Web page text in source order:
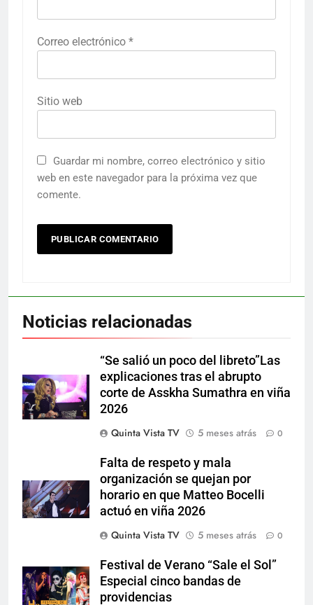
Correo electrónico *
Sitio web
Guardar mi nombre, correo electrónico y sitio
web en este navegador para la próxima vez que
comente.
Noticias relacionadas
“Se salió un poco del libreto”Las
explicaciones tras el abrupto
corte de Asskha Sumathra en viña
2026
Quinta Vista TV
5 meses atrás 0
Falta de respeto y mala
organización se quejan por
horario en que Matteo Bocelli
actuó en viña 2026
Quinta Vista TV
5 meses atrás 0
Festival de Verano “Sale el Sol”
Especial cinco bandas de
providencias